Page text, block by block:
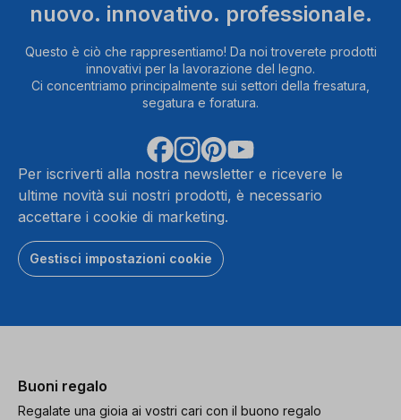
nuovo. innovativo. professionale.
Questo è ciò che rappresentiamo! Da noi troverete prodotti
innovativi per la lavorazione del legno.
Ci concentriamo principalmente sui settori della fresatura,
segatura e foratura.
Per iscriverti alla nostra newsletter e ricevere le
ultime novità sui nostri prodotti, è necessario
accettare i cookie di marketing.
Gestisci impostazioni cookie
Buoni regalo
Regalate una gioia ai vostri cari con il buono regalo